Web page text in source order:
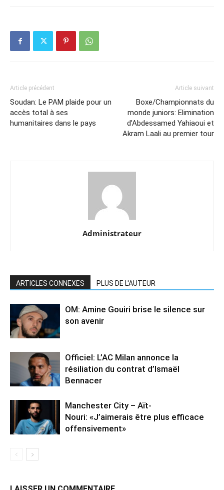
Article précédent
Soudan: Le PAM plaide pour un
accès total à ses
humanitaires dans le pays
Article suivant
Boxe/Championnats du
monde juniors: Elimination
d’Abdessamed Yahiaoui et
Akram Laali au premier tour
Administrateur
ARTICLES CONNEXES PLUS DE L'AUTEUR
OM: Amine Gouiri brise le silence sur
son avenir
Officiel: L’AC Milan annonce la
résiliation du contrat d’Ismaël
Bennacer
Manchester City – Aït-
Nouri: «J’aimerais être plus efficace
offensivement»